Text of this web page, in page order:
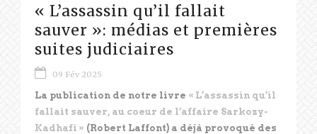
« L’assassin qu’il fallait
sauver »: médias et premières
suites judiciaires
09 Fév 2025
La publication de notre livre « L’assassin qu’il
fallait sauver, au coeur de l’affaire Sarkozy-
Kadhafi » (Robert Laffont) a déjà provoqué des